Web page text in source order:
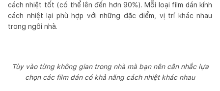
cách nhiệt tốt (có thể lên đến hơn 90%). Mỗi loại film dán kính
cách nhiệt lại phù hợp với những đặc điểm, vị trí khác nhau
trong ngôi nhà.
Tùy vào từng không gian trong nhà mà bạn nên cân nhắc lựa
chọn các film dán có khả năng cách nhiệt khác nhau